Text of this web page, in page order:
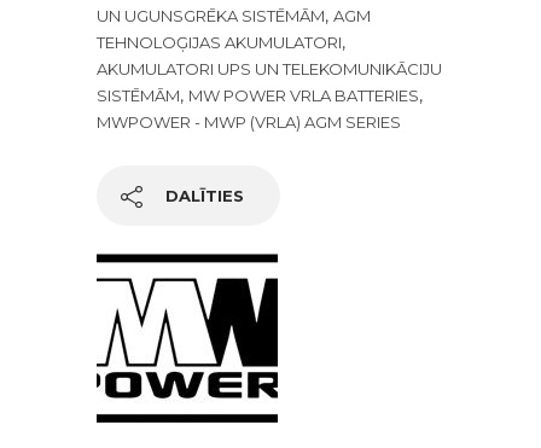
UN UGUNSGRĒKA SISTĒMĀM, AGM
TEHNOLOĢIJAS AKUMULATORI,
AKUMULATORI UPS UN TELEKOMUNIKĀCIJU
SISTĒMĀM, MW POWER VRLA BATTERIES,
MWPOWER - MWP (VRLA) AGM SERIES
DALĪTIES